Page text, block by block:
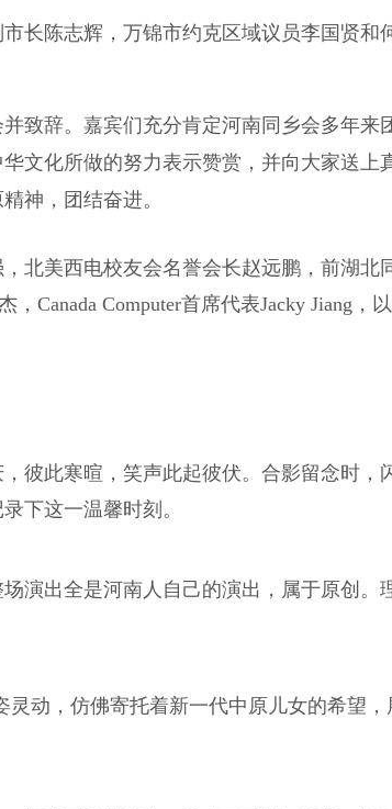
长陈志辉，万锦市约克区域议员李国贤和
致辞。嘉宾们充分肯定河南同乡会多年来
文化所做的努力表示赞赏，并向大家送上
神，团结奋进。
北美西电校友会名誉会长赵远鹏，前湖北
Canada Computer首席代表Jacky Jiang，
彼此寒暄，笑声此起彼伏。合影留念时，
下这一温馨时刻。
演出全是河南人自己的演出，属于原创。
动，仿佛寄托着新一代中原儿女的希望，